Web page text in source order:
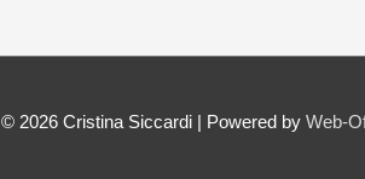
© 2026 Cristina Siccardi| Powered by Web-